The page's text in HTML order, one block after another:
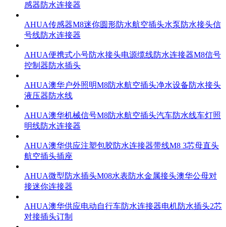
感器防水连接器
AHUA传感器M8迷你圆形防水航空插头水泵防水接头信
号线防水连接器
AHUA便携式小号防水接头电源缆线防水连接器M8信号
控制器防水插头
AHUA澳华户外照明M8防水航空插头净水设备防水接头
液压器防水线
AHUA澳华机械信号M8防水航空插头汽车防水线车灯照
明线防水连接器
AHUA澳华供应注塑包胶防水连接器带线M8 3芯母直头
航空插头插座
AHUA微型防水插头M08水表防水金属接头澳华公母对
接迷你连接器
AHUA澳华供应电动自行车防水连接器电机防水插头2芯
对接插头订制